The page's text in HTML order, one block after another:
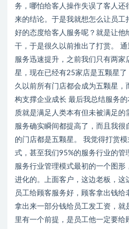
务，哪怕给客人操作失误了客人还
来的结论。于是我就想怎么让员工
好的态度给客人服务呢？就是让他
干，于是很久以前推出了打赏。
服务迅速提升，之前我们只有两家
星，现在已经有25家店是五颗星
久以前所有门店都会成为五颗星，
构支撑企业成长 最后我总结服务
质就是满足人类本有但未被满足的
服务确实瞬间都提高了，而且我很
的门店都是五颗星。 我觉得打赏
式，甚至我们95%的服务行业的管
服务行业管理模式最初的一个图形
进化的。上面客户，这边老板，这
员工给顾客服务好，顾客拿出钱给
拿出来一部分钱给员工发工资，就
里有一个前提，是员工他一定要给